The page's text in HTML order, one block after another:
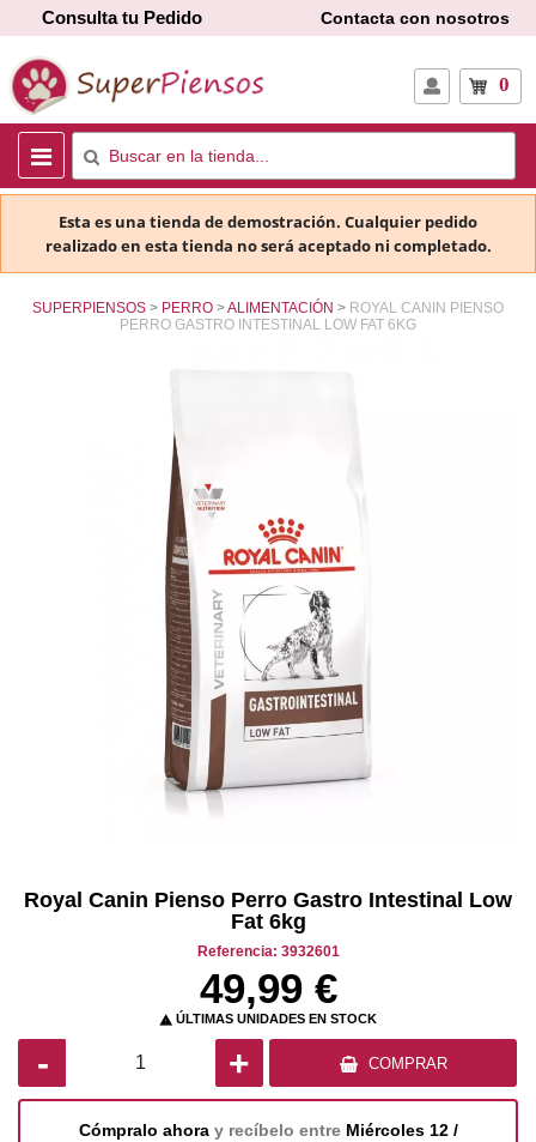
Consulta tu Pedido Contacta con nosotros
0
Esta es una tienda de demostración. Cualquier pedido
realizado en esta tienda no será aceptado ni completado.
SUPERPIENSOS PERRO ALIMENTACIÓN
ROYAL CANIN PIENSO
PERRO GASTRO INTESTINAL LOW FAT 6KG
Royal Canin Pienso Perro Gastro Intestinal Low
Fat 6kg
Referencia: 3932601
49,99 €
 ÚLTIMAS UNIDADES EN STOCK
- + COMPRAR
Cómpralo ahora y recíbelo entre Miércoles 12 /